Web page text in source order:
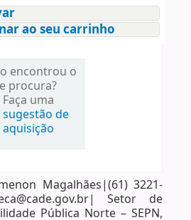
ao seu carrinho
encontrou o
procura?
Faça uma
sugestão de
aquisição
Magalhães|(61) 3221-
Setor de
Pública Norte – SEPN,